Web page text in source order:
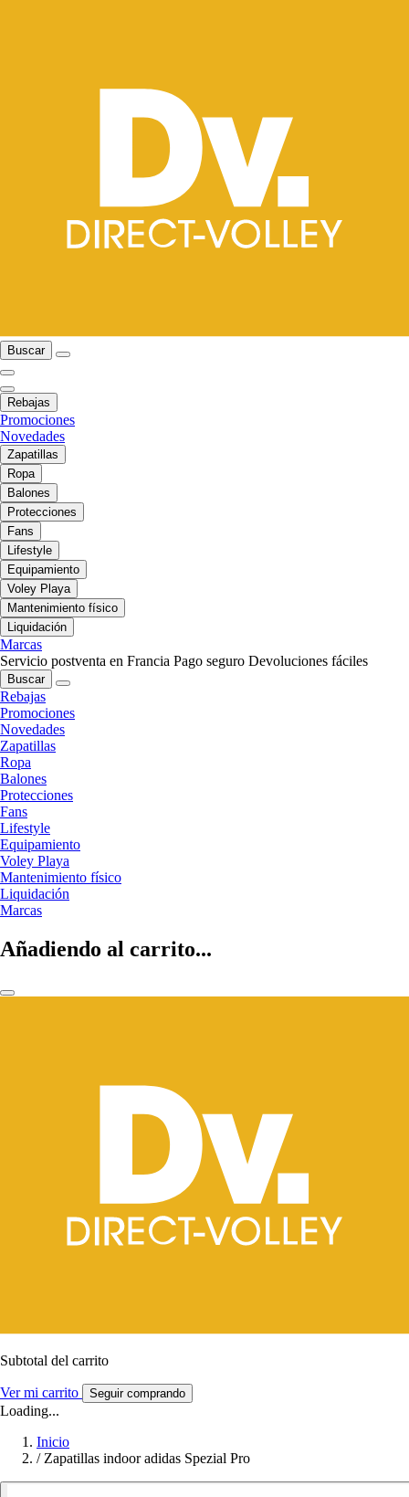
Buscar
Rebajas
Promociones
Novedades
Zapatillas
Ropa
Balones
Protecciones
Fans
Lifestyle
Equipamiento
Voley Playa
Mantenimiento físico
Liquidación
Marcas
Servicio postventa en Francia Pago seguro Devoluciones fáciles
Buscar
Rebajas
Promociones
Novedades
Zapatillas
Ropa
Balones
Protecciones
Fans
Lifestyle
Equipamiento
Voley Playa
Mantenimiento físico
Liquidación
Marcas
Añadiendo al carrito...
Subtotal del carrito
Ver mi carrito Seguir comprando
Loading...
Inicio
/ Zapatillas indoor adidas Spezial Pro